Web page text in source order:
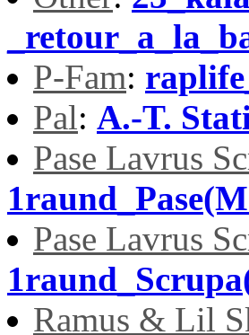
P-Fam:
Pal: A.-T.
Pase Lavrus
Pase Lavrus
Ramus & Lil